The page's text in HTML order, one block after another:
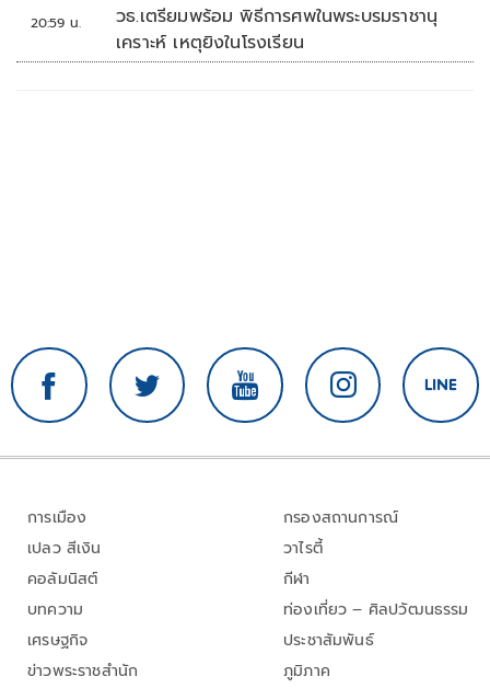
20:59 น.
วธ.เตรียมพร้อม พิธีการศพในพระบรมราชานุ
เคราะห์ เหตุยิงในโรงเรียน
การเมือง
เปลว สีเงิน
คอลัมนิสต์
บทความ
เศรษฐกิจ
ข่าวพระราชสำนัก
กรองสถานการณ์
วาไรตี้
กีฬา
ท่องเที่ยว – ศิลปวัฒนธรรม
ประชาสัมพันธ์
ภูมิภาค